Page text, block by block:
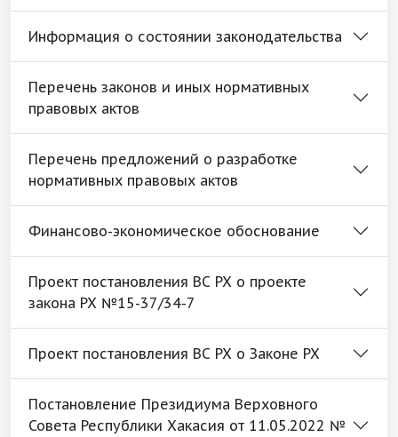
Информация о состоянии законодательства
Перечень законов и иных нормативных
правовых актов
Перечень предложений о разработке
нормативных правовых актов
Финансово-экономическое обоснование
Проект постановления ВС РХ о проекте
закона РХ №15-37/34-7
Проект постановления ВС РХ о Законе РХ
Постановление Президиума Верховного
Совета Республики Хакасия от 11.05.2022 №